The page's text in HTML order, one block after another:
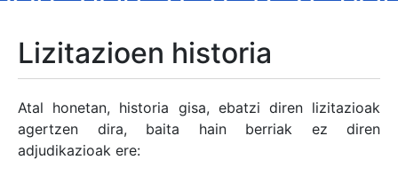
Erakutsi/Ezkutatu
Lizitazioen historia
Atal honetan, historia gisa, ebatzi diren lizitazioak
agertzen dira, baita hain berriak ez diren
adjudikazioak ere: